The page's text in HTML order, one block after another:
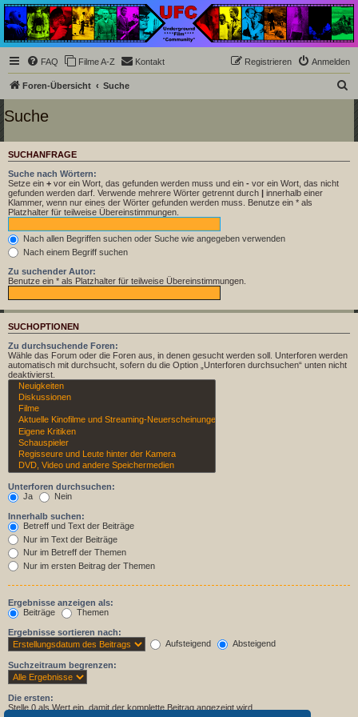
Underground Film
Community
Die Underground Film Community ist ein deutschsprachiges Filmforum und ein Paradies
für Cineasten und Filmsüchtige jenseits des Mainstreams.
FAQ Filme A-Z Kontakt Anmelden
Registrieren
Foren-Übersicht Suche
h
e
Suche
SUCHANFRAGE
Suche nach Wörtern:
Setze ein + vor ein Wort, das gefunden werden muss und ein - vor ein Wort, das nicht
gefunden werden darf. Verwende mehrere Wörter getrennt durch | innerhalb einer
Klammer, wenn nur eines der Wörter gefunden werden muss. Benutze ein * als
Platzhalter für teilweise Übereinstimmungen.
Nach allen Begriffen suchen oder Suche wie angegeben verwenden
Nach einem Begriff suchen
Zu suchender Autor:
Benutze ein * als Platzhalter für teilweise Übereinstimmungen.
SUCHOPTIONEN
Zu durchsuchende Foren:
Wähle das Forum oder die Foren aus, in denen gesucht werden soll. Unterforen werden
automatisch mit durchsucht, sofern du die Option „Unterforen durchsuchen“ unten nicht
deaktivierst.
Unterforen durchsuchen:
Ja
Nein
Innerhalb suchen:
Betreff und Text der Beiträge
Nur im Text der Beiträge
Nur im Betreff der Themen
Nur im ersten Beitrag der Themen
Ergebnisse anzeigen als:
Beiträge
Themen
Ergebnisse sortieren nach:
Aufsteigend
Absteigend
Suchzeitraum begrenzen:
Die ersten:
Stelle 0 als Wert ein, damit der komplette Beitrag angezeigt wird.